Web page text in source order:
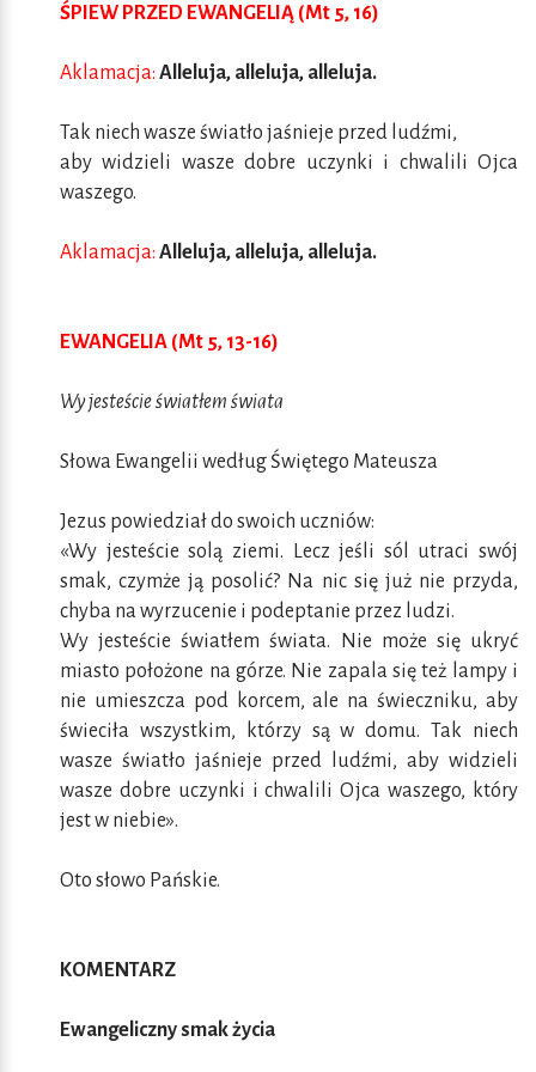
ŚPIEW PRZED EWANGELIĄ (Mt 5, 16)
Aklamacja: Alleluja, alleluja, alleluja.
Tak niech wasze światło jaśnieje przed ludźmi,
aby widzieli wasze dobre uczynki i chwalili Ojca
waszego.
Aklamacja: Alleluja, alleluja, alleluja.
EWANGELIA (Mt 5, 13-16)
Wy jesteście światłem świata
Słowa Ewangelii według Świętego Mateusza
Jezus powiedział do swoich uczniów:
«Wy jesteście solą ziemi. Lecz jeśli sól utraci swój
smak, czymże ją posolić? Na nic się już nie przyda,
chyba na wyrzucenie i podeptanie przez ludzi.
Wy jesteście światłem świata. Nie może się ukryć
miasto położone na górze. Nie zapala się też lampy i
nie umieszcza pod korcem, ale na świeczniku, aby
świeciła wszystkim, którzy są w domu. Tak niech
wasze światło jaśnieje przed ludźmi, aby widzieli
wasze dobre uczynki i chwalili Ojca waszego, który
jest w niebie».
Oto słowo Pańskie.
KOMENTARZ
Ewangeliczny smak życia